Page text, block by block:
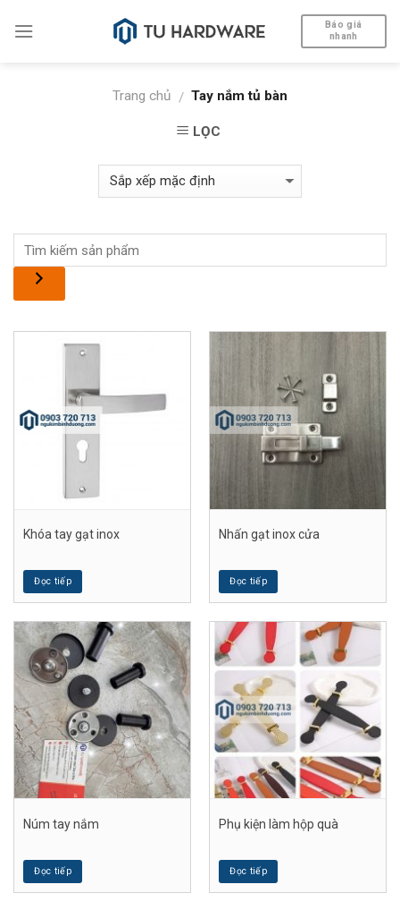
Báo giá
nhanh
Trang chủ / Tay nắm tủ bàn
LỌC
Khóa tay gạt inox
Đọc tiếp
Nhấn gạt inox cửa
Đọc tiếp
Núm tay nắm
Đọc tiếp
Phụ kiện làm hộp quà
Đọc tiếp